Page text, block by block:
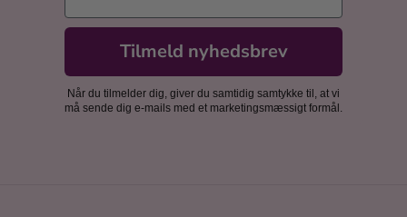
Tilmeld nyhedsbrev
Når du tilmelder dig, giver du samtidig samtykke til, at vi
må sende dig e-mails med et marketingsmæssigt formål.